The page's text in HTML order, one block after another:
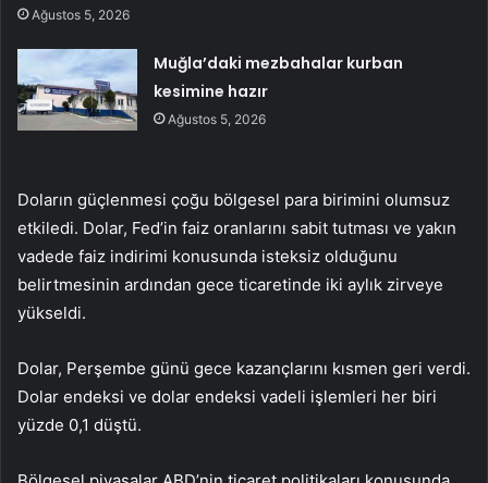
Ağustos 5, 2026
Muğla’daki mezbahalar kurban
kesimine hazır
Ağustos 5, 2026
Doların güçlenmesi çoğu bölgesel para birimini olumsuz
etkiledi. Dolar, Fed’in faiz oranlarını sabit tutması ve yakın
vadede faiz indirimi konusunda isteksiz olduğunu
belirtmesinin ardından gece ticaretinde iki aylık zirveye
yükseldi.
Dolar, Perşembe günü gece kazançlarını kısmen geri verdi.
Dolar endeksi ve dolar endeksi vadeli işlemleri her biri
yüzde 0,1 düştü.